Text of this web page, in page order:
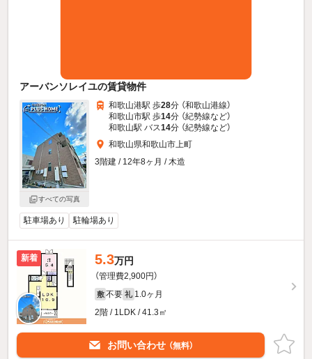
アーバンソレイユの賃貸物件
すべての写真
和歌山港駅 歩28分 （和歌山港線）
和歌山市駅 歩14分 （紀勢線など）
和歌山駅 バス14分 （紀勢線など）
和歌山県和歌山市上町
3階建 / 12年8ヶ月 / 木造
駐車場あり 駐輪場あり
新着 5.3万円
（管理費2,900円）
敷 不要 礼 1.0ヶ月
2階 / 1LDK / 41.3㎡
お問い合わせ （無料）